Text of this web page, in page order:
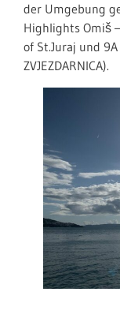
der Umgebung
Highlights Omiš
of St.Juraj und 9A
ZVJEZDARNICA).